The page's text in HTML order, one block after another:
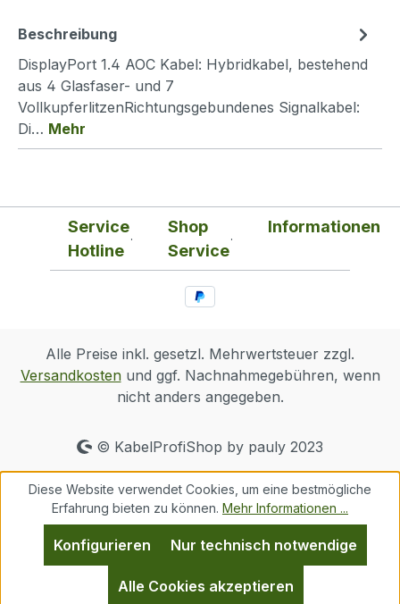
Beschreibung
DisplayPort 1.4 AOC Kabel: Hybridkabel, bestehend
aus 4 Glasfaser- und 7
VollkupferlitzenRichtungsgebundenes Signalkabel:
Di… Mehr
Service
Hotline
Shop
Service
Informationen
Alle Preise inkl. gesetzl. Mehrwertsteuer zzgl.
Versandkostenund ggf. Nachnahmegebühren, wenn
nicht anders angegeben.
© KabelProfiShop by pauly 2023
Diese Website verwendet Cookies, um eine bestmögliche
Erfahrung bieten zu können. Mehr Informationen ...
Nur technisch notwendige
Konfigurieren
Alle Cookies akzeptieren